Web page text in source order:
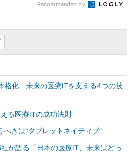
Recommended by
格化 未来の医療ITを支える4つの技
る医療ITの成功法則
きは“タブレットネイティブ”
が語る「日本の医療IT、未来はどっ